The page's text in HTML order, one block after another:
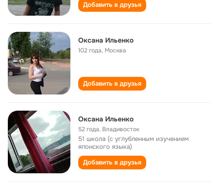
Добавить в друзья
Оксана Ильенко
102 года, Москва
Добавить в друзья
Оксана Ильенко
52 года, Владивосток
51 школа (с углубленным изучением
японского языка)
Добавить в друзья